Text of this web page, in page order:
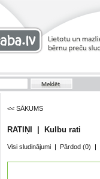
<< SĀKUMS
RATIŅI | Kulbu rati
Visi sludinājumi | Pārdod (0) |